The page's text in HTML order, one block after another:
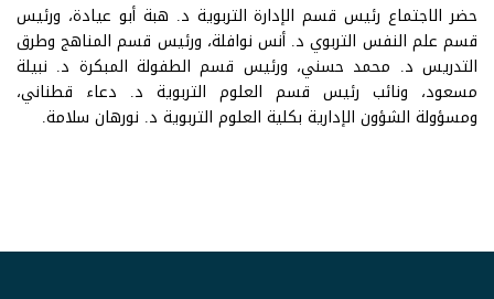
حضر الاجتماع رئيس قسم الإدارة التربوية د. هبة أبو عيادة، ورئيس
قسم علم النفس التربوي د. أنس نوافلة، ورئيس قسم المناهج وطرق
التدريس د. محمد حسني، ورئيس قسم الطفولة المبكرة د. نبيلة
مسعود، ونائب رئيس قسم العلوم التربوية د. دعاء قطناني،
ومسؤولة الشؤون الإدارية بكلية العلوم التربوية د. نورهان سلامة.